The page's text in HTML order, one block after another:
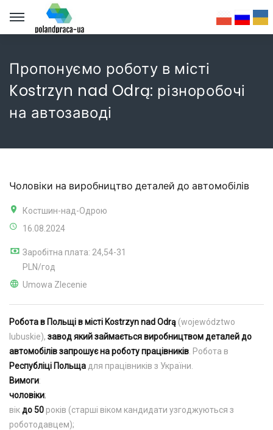
Пропонуємо роботу в місті
Kostrzyn nad Odrą: різноробочі
на автозаводі
Чоловіки на виробництво деталей до автомобілів
Костшин-над-Одрою
16.08.2024
Заробітна плата: 24,54-31
PLN/год
Umowa Zlecenie
Робота в Польщі в місті Kostrzyn nad Odrą (województwo
lubuskie), завод який займається виробництвом деталей до
автомобілів запрошує на роботу працівників . Робота в
Республіці Польща для працівників з України.
Вимоги:
чоловіки;
вікдо 50 років (старші віком кандидати узгоджуються з
роботодавцем);